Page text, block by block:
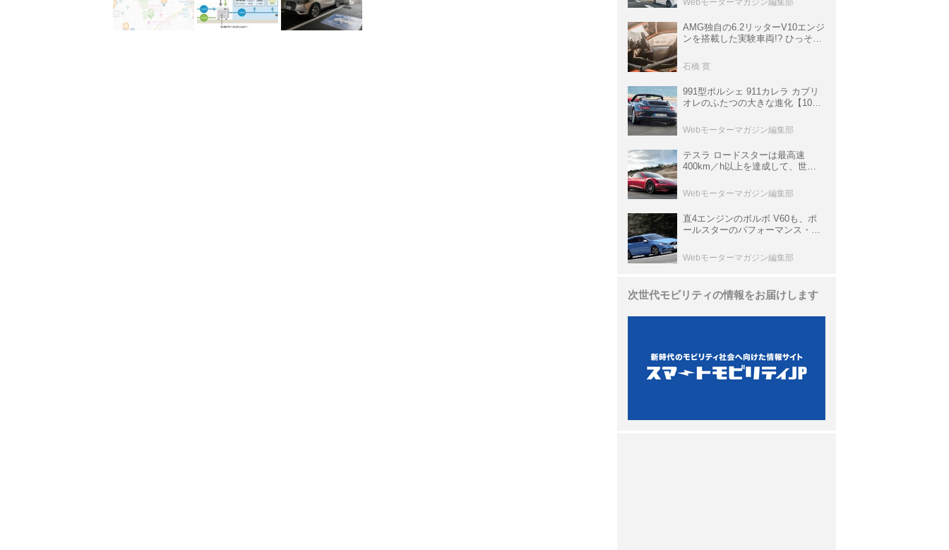
Webモーターマガジン編集部
AMG独自の6.2リッターV10エンジ
ンを搭載した実験車両!? ひっそり
P900 プロトタイプ」とは
石橋 寛
991型ポルシェ 911カレラ カブリ
オレのふたつの大きな進化【10年
Webモーターマガジン編集部
テスラ ロードスターは最高速
400km／h以上を達成して、世界
ーカークロニクル・完全版／
113】
Webモーターマガジン編集部
直4エンジンのボルボ V60も、ポ
ールスターのパフォーマンス・パ
と昔の新車】
Webモーターマガジン編集部
次世代モビリティの情報をお届けします